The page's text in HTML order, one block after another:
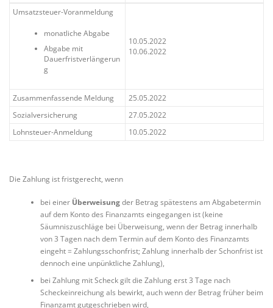
Umsatzsteuer-Voranmeldung
monatliche Abgabe
Abgabe mit
Dauerfristverlängerun
g
10.05.2022
10.06.2022
Zusammenfassende Meldung
25.05.2022
Sozialversicherung
27.05.2022
Lohnsteuer-Anmeldung
10.05.2022
Die Zahlung ist fristgerecht, wenn
bei einer Überweisungder Betrag spätestens am Abgabetermin
auf dem Konto des Finanzamts eingegangen ist (keine
Säumniszuschläge bei Überweisung, wenn der Betrag innerhalb
von 3 Tagen nach dem Termin auf dem Konto des Finanzamts
eingeht = Zahlungsschonfrist; Zahlung innerhalb der Schonfrist ist
dennoch eine unpünktliche Zahlung),
bei Zahlung mit Scheck gilt die Zahlung erst 3 Tage nach
Scheckeinreichung als bewirkt, auch wenn der Betrag früher beim
Finanzamt gutgeschrieben wird,